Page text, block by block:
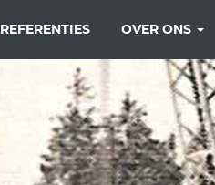
REFERENTIES OVER ONS